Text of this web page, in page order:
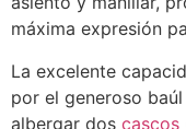
máxima expresión
La excelente
por el generoso
albergar dos cascos